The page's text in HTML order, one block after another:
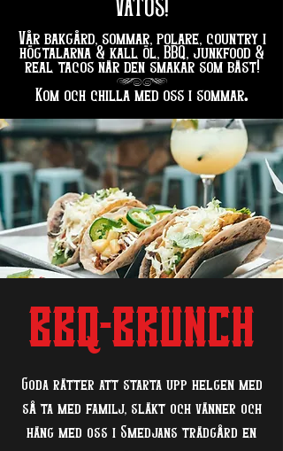
VATOS!
Vår bakgård, sommar, polare, country i
högtalarna & kall öl, BBQ, junkfood &
real tacos när den smakar som bäst!
hg
Kom och chilla med oss i sommar.
BBQ-BRUNCH
Goda rätter att starta upp helgen med
så ta med familj, släkt och vänner och
häng med oss i Smedjans trädgård en